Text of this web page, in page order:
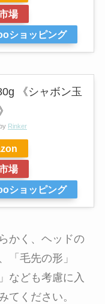
場
ショッピング
《シャボン玉
Rinker
場
ショッピング
かく、ヘッドの
「毛先の形」
なども考慮に入
てください。